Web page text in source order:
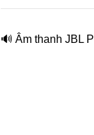
🔊 Âm thanh JBL